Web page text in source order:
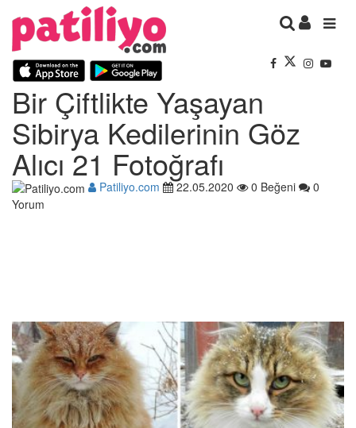
Bir Çiftlikte Yaşayan
Sibirya Kedilerinin Göz
Alıcı 21 Fotoğrafı
Patiliyo.com 22.05.2020 0 Beğeni
0
Yorum